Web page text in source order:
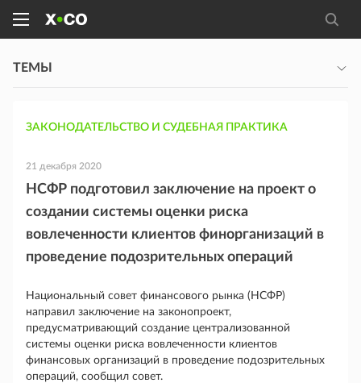
ТЕМЫ
ЗАКОНОДАТЕЛЬСТВО И СУДЕБНАЯ ПРАКТИКА
21 декабря 2020
НСФР подготовил заключение на проект о
создании системы оценки риска
вовлеченности клиентов финорганизаций в
проведение подозрительных операций
Национальный совет финансового рынка (НСФР)
направил заключение на законопроект,
предусматривающий создание централизованной
системы оценки риска вовлеченности клиентов
финансовых организаций в проведение подозрительных
операций, сообщил совет.